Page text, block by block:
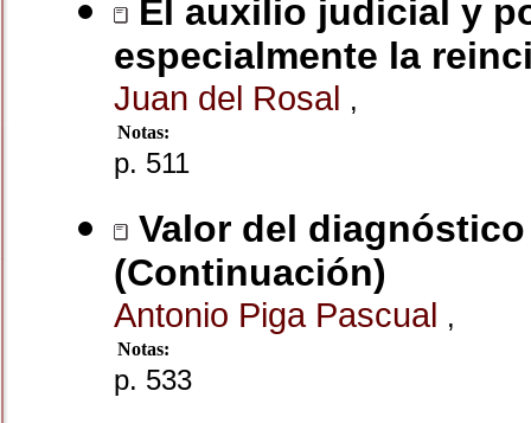
El auxilio judicial y
especialmente la
Juan del Rosal ,
Notas:
p. 511
Valor del
(Continuación)
Antonio Piga Pascual ,
Notas:
p. 533